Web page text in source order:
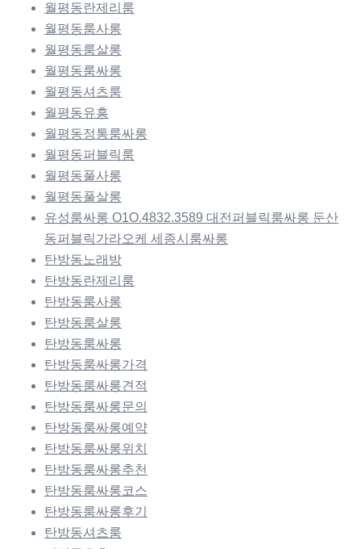
월평동란제리룸
월평동룸사롱
월평동룸살롱
월평동룸싸롱
월평동셔츠룸
월평동유흥
월평동정통룸싸롱
월평동퍼블릭룸
월평동풀사롱
월평동풀살롱
유성룸싸롱 O1O.4832.3589 대전퍼블릭룸싸롱 둔산
동퍼블릭가라오케 세종시룸싸롱
탄방동노래방
탄방동란제리룸
탄방동룸사롱
탄방동룸살롱
탄방동룸싸롱
탄방동룸싸롱가격
탄방동룸싸롱견적
탄방동룸싸롱문의
탄방동룸싸롱예약
탄방동룸싸롱위치
탄방동룸싸롱추천
탄방동룸싸롱코스
탄방동룸싸롱후기
탄방동셔츠룸